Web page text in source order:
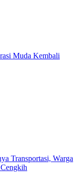
Muda Kembali
Transportasi, Warga